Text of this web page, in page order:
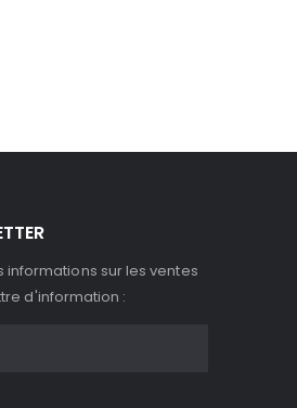
sur les ventes
d'information :